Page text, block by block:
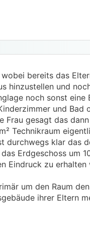
bereits das
hinzustellen und
noch sonst
und Bad
Frau gesagt das
Technikraum
durchwegs klar das
Erdgeschoss um
Eindruck zu
um den Raum
ihrer Eltern